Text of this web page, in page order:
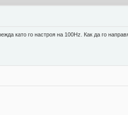
като го настроя на 100Hz. Как да го